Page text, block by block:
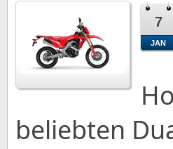
7
JAN
beliebten